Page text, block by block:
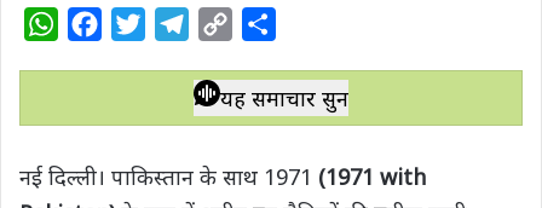
W
t
A
e
o
t
e
l
e
r
p
y
i
a
r
यह समाचार सुनें
नई दिल्ली। पाकिस्तान के साथ 1971 (1971 with